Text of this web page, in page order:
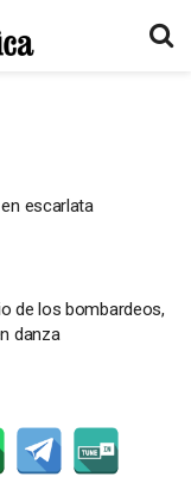
escarlata
de los bombardeos,
danza